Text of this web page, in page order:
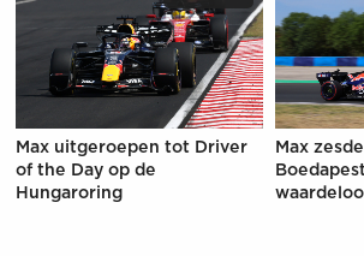
Max uitgeroepen tot Driver
of the Day op de
Hungaroring
Max